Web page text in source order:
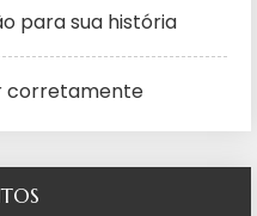
para sua história
corretamente